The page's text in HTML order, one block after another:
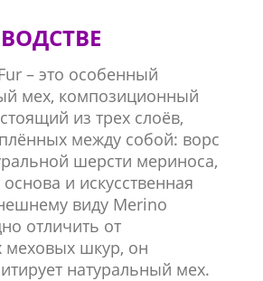
– это особенный
мех, композиционный
из трех слоёв,
между собой: ворс
шерсти мериноса,
и искусственная
виду Merino
отличить от
меховых шкур, он
натуральный мех.